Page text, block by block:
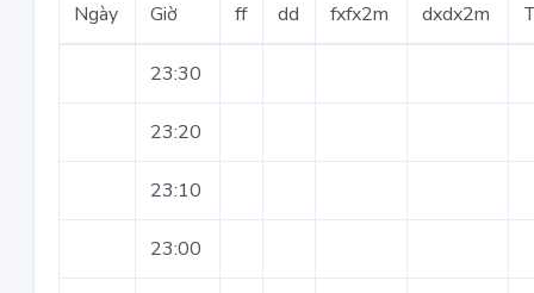
Ngày Giờ ff dd fxfx2m dxdx2m
23:30
23:20
23:10
23:00